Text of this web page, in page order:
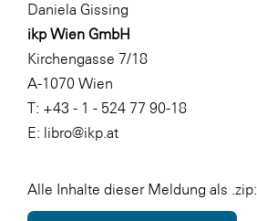
Daniela Gissing
ikp Wien GmbH
Kirchengasse 7/18
A-1070 Wien
T: +43 - 1 - 524 77 90-18
E: libro@ikp.at
Alle Inhalte dieser Meldung als .zip: